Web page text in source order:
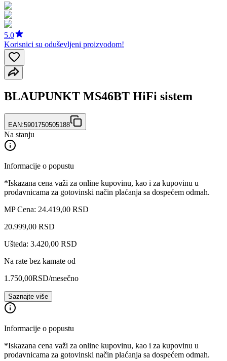
5.0
Korisnici su oduševljeni proizvodom!
BLAUPUNKT MS46BT HiFi sistem
EAN:5901750505188
Na stanju
Informacije o popustu
*Iskazana cena važi za online kupovinu, kao i za kupovinu u
prodavnicama za gotovinski način plaćanja sa dospećem odmah.
MP Cena: 24.419,00 RSD
20.999,00 RSD
Ušteda: 3.420,00 RSD
Na rate bez kamate od
1.750,00RSD/mesečno
Saznajte više
Informacije o popustu
*Iskazana cena važi za online kupovinu, kao i za kupovinu u
prodavnicama za gotovinski način plaćanja sa dospećem odmah.